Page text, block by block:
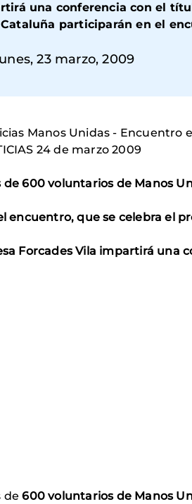
una conferencia con el
participarán en el
23 marzo, 2009
Manos Unidas - Encuentro
24 de marzo 2009
de 600 voluntarios de Manos
encuentro, que se celebra el
Forcades Vila impartirá una
de600 voluntarios de Manos